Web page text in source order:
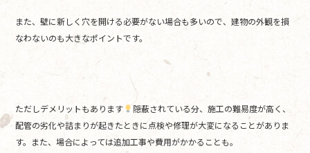
また、壁に新しく穴を開ける必要がない場合も多いので、建物の外観を損
なわないのも大きなポイントです。
ただしデメリットもあります
隠蔽されている分、施工の難易度が高く、
配管の劣化や詰まりが起きたときに点検や修理が大変になることがありま
す。また、場合によっては追加工事や費用がかかることも。